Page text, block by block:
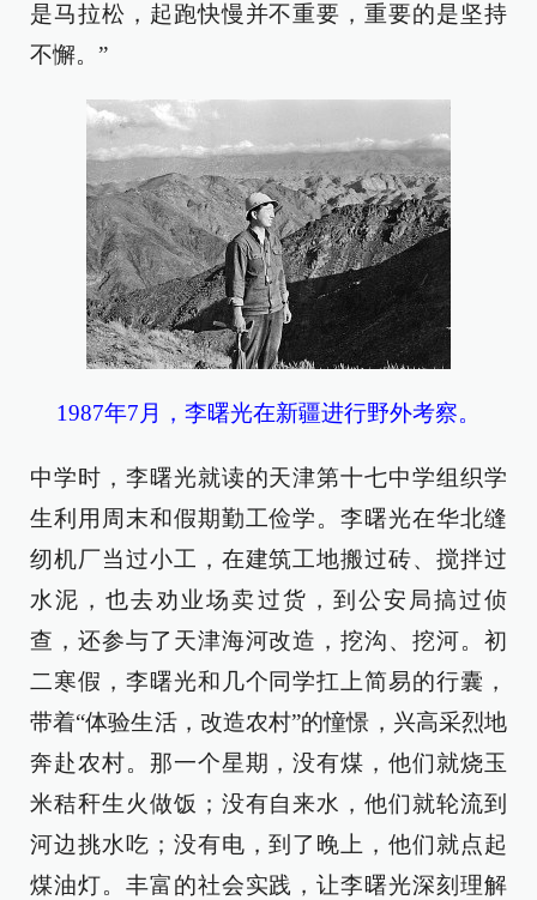
是马拉松，起跑快慢并不重要，重要的是坚持
不懈。”
1987年7月，李曙光在新疆进行野外考察。
中学时，李曙光就读的天津第十七中学组织学
生利用周末和假期勤工俭学。李曙光在华北缝
纫机厂当过小工，在建筑工地搬过砖、搅拌过
水泥，也去劝业场卖过货，到公安局搞过侦
查，还参与了天津海河改造，挖沟、挖河。初
二寒假，李曙光和几个同学扛上简易的行囊，
带着“体验生活，改造农村”的憧憬，兴高采烈地
奔赴农村。那一个星期，没有煤，他们就烧玉
米秸秆生火做饭；没有自来水，他们就轮流到
河边挑水吃；没有电，到了晚上，他们就点起
煤油灯。丰富的社会实践，让李曙光深刻理解